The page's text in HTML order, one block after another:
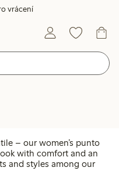
vrácení
– our women’s punto
with comfort and an
and styles among our